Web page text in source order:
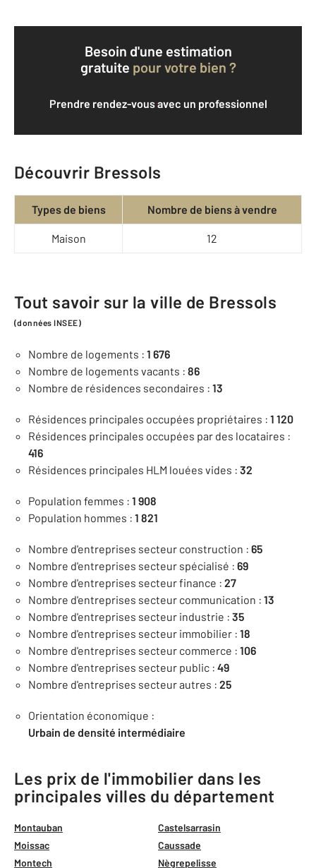
Besoin d'une estimation
gratuite pour votre bien ?
Prendre rendez-vous avec un professionnel
Découvrir Bressols
Types de biens Nombre de biens à vendre
Maison 12
Tout savoir sur la ville de Bressols
(données INSEE)
Nombre de logements : 1 676
Nombre de logements vacants : 86
Nombre de résidences secondaires : 13
Résidences principales occupées propriétaires : 1 120
Résidences principales occupées par des locataires :
416
Résidences principales HLM louées vides : 32
Population femmes : 1 908
Population hommes : 1 821
Nombre d'entreprises secteur construction : 65
Nombre d'entreprises secteur spécialisé : 69
Nombre d'entreprises secteur finance : 27
Nombre d'entreprises secteur communication : 13
Nombre d'entreprises secteur industrie : 35
Nombre d'entreprises secteur immobilier : 18
Nombre d'entreprises secteur commerce : 106
Nombre d'entreprises secteur public : 49
Nombre d'entreprises secteur autres : 25
Orientation économique :
Urbain de densité intermédiaire
Les prix de l'immobilier dans les
principales villes du département
Montauban
Castelsarrasin
Moissac
Caussade
Montech
Nègrepelisse